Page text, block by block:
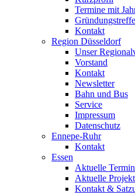
Termine mit
Kontakt
Region Düsseldorf
Unser
Vorstand
Kontakt
Newsletter
Bahn und Bus
Service
Impressum
Datenschutz
Ennepe-Ruhr
Kontakt
Essen
Aktuelle
Aktuelle
Kontakt &